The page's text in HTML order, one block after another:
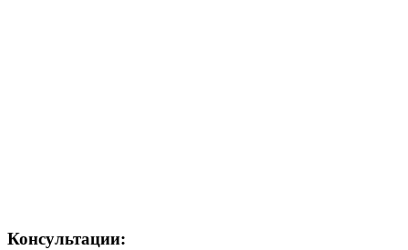
Консультации: